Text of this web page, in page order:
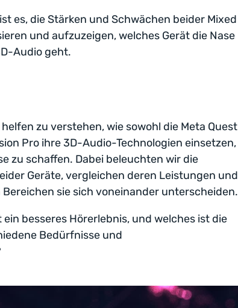
es, die Stärken und Schwächen beider Mixed
und aufzuzeigen, welches Gerät die Nase
Audio geht.
zu verstehen, wie sowohl die Meta Quest
Pro ihre 3D-Audio-Technologien einsetzen,
zu schaffen. Dabei beleuchten wir die
Geräte, vergleichen deren Leistungen und
sie sich voneinander unterscheiden.
besseres Hörerlebnis, und welches ist die
Bedürfnisse und